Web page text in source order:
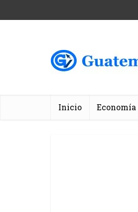
Inicio Economía